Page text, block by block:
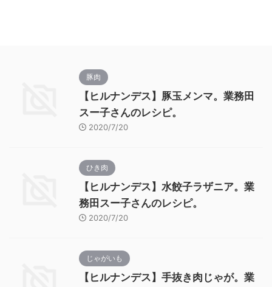
豚肉
【ヒルナンデス】豚玉メンマ。業務田
スー子さんのレシピ。
2020/7/20
ひき肉
【ヒルナンデス】水餃子ラザニア。業
務田スー子さんのレシピ。
2020/7/20
じゃがいも
【ヒルナンデス】手抜き肉じゃが。業